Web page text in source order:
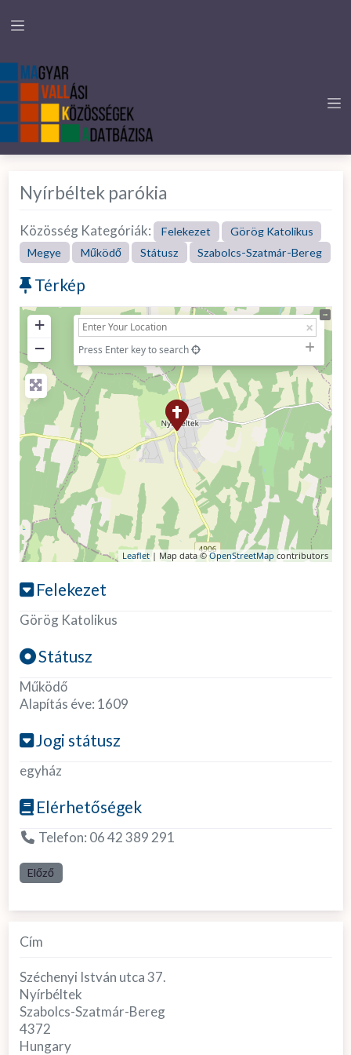
Nyírbéltek parókia
Közösség Kategóriák: Felekezet
Görög Katolikus
Megye
Működő Státusz Szabolcs-Szatmár-Bereg
Térkép
+
−
Press Enter key to search
Leaflet| Map data ©OpenStreetMap contributors
Felekezet
Görög Katolikus
Státusz
Működő
Alapítás éve: 1609
Jogi státusz
egyház
Elérhetőségek
Telefon: 06 42 389 291
Előző
Cím
Széchenyi István utca 37.
Nyírbéltek
Szabolcs-Szatmár-Bereg
4372
Hungary